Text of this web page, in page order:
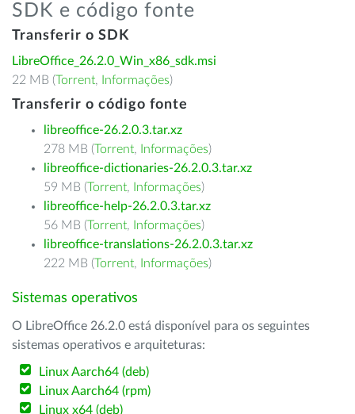
SDK e código fonte
Transferir o SDK
LibreOffice_26.2.0_Win_x86_sdk.msi
22 MB (Torrent, Informações)
Transferir o código fonte
libreoffice-26.2.0.3.tar.xz
278 MB (Torrent, Informações)
libreoffice-dictionaries-26.2.0.3.tar.xz
59 MB (Torrent, Informações)
libreoffice-help-26.2.0.3.tar.xz
56 MB (Torrent, Informações)
libreoffice-translations-26.2.0.3.tar.xz
222 MB (Torrent, Informações)
Sistemas operativos
O LibreOffice 26.2.0 está disponível para os seguintes
sistemas operativos e arquiteturas:
Linux Aarch64 (deb)
Linux Aarch64 (rpm)
Linux x64 (deb)